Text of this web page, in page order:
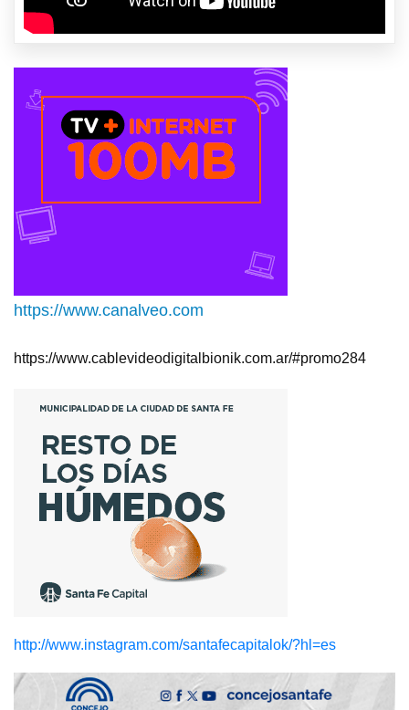
https://www.canalveo.com
https://www.cablevideodigitalbionik.com.ar/#promo284
http://www.instagram.com/santafecapitalok/?hl=es